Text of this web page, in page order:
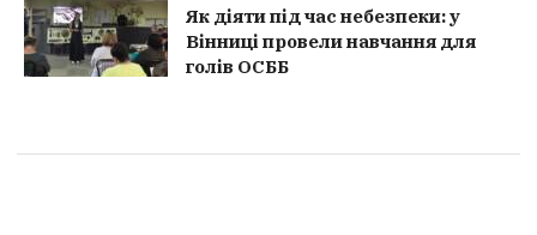
Як діяти під час небезпеки: у
Вінниці провели навчання для
голів ОСББ